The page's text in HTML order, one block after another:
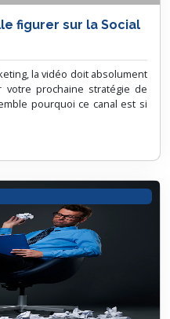
figurer sur la Social
la vidéo doit absolument
prochaine stratégie de
pourquoi ce canal est si